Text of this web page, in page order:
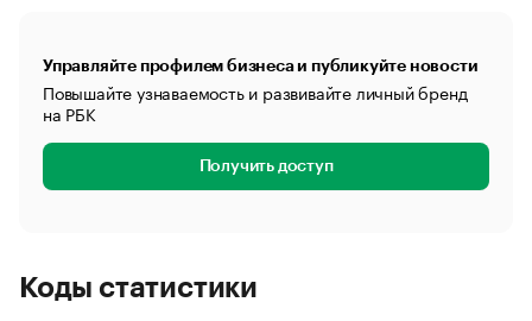
Управляйте профилем бизнеса и публикуйте новости
Повышайте узнаваемость и развивайте личный бренд
на РБК
Получить доступ
Коды статистики